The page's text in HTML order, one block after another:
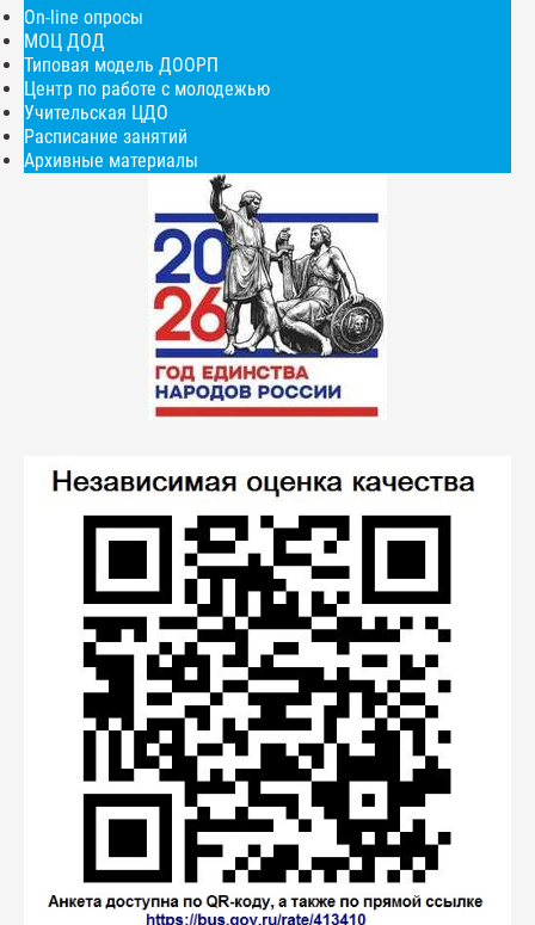
On-line опросы
МОЦ ДОД
Типовая модель ДООРП
Центр по работе с молодежью
Учительская ЦДО
Расписание занятий
Архивные материалы